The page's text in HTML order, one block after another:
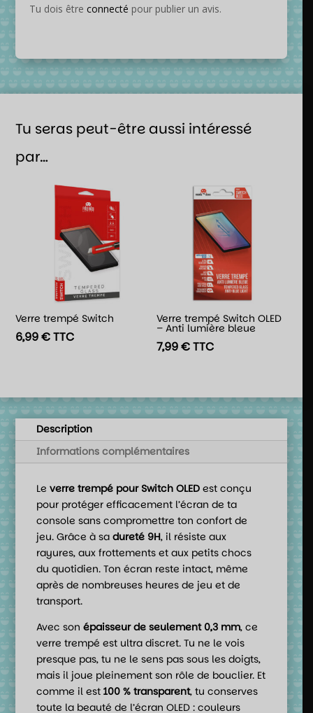
Tu dois être connecté pour publier un avis.
Tu seras peut-être aussi intéressé
par…
Verre trempé Switch
6,99€TTC
Verre trempé Switch OLED
– Anti lumière bleue
7,99€TTC
Description
Informations complémentaires
Le verre trempé pour Switch OLEDest conçu
pour protéger efficacement l’écran de ta
console sans compromettre ton confort de
jeu. Grâce à sa dureté 9H, il résiste aux
rayures, aux frottements et aux petits chocs
du quotidien. Ton écran reste intact, même
après de nombreuses heures de jeu et de
transport.
Avec son épaisseur de seulement 0,3 mm, ce
verre trempé est ultra discret. Tu ne le vois
presque pas, tu ne le sens pas sous les doigts,
mais il joue pleinement son rôle de bouclier. Et
comme il est 100 % transparent, tu conserves
toute la beauté de l’écran OLED : couleurs